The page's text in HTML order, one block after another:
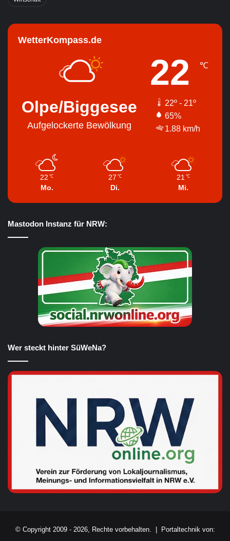
WetterKompass.de
Olpe/Biggesee
Aufgelockerte Bewölkung
22 ℃
22º - 21º
65%
1.88 km/h
22 ℃
Mo.
27 ℃
Di.
21 ℃
Mi.
Mastodon Instanz für NRW:
Wer steckt hinter SüWeNa?
© Copyright 2009 - 2026, Rechte vorbehalten. | Portaltechnik von: